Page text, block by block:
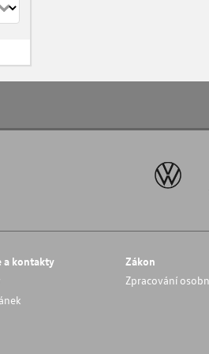
a kontakty Zákon
Zpracování